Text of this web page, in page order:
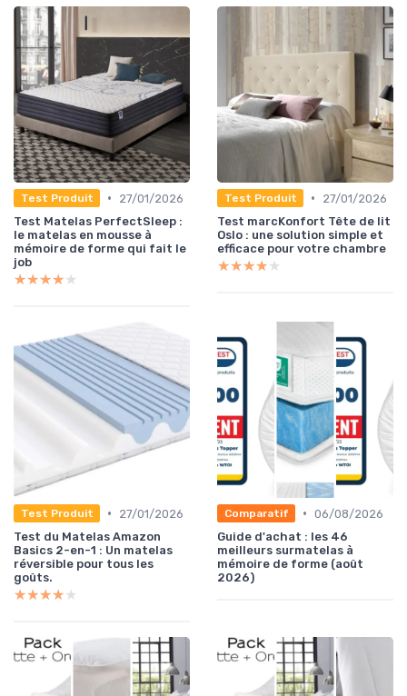
Test Produit •
27/01/2026
Test Matelas PerfectSleep :
le matelas en mousse à
mémoire de forme qui fait le
job
★★★★★
★★★★★
Test Produit •
27/01/2026
Test marcKonfort Tête de lit
Oslo : une solution simple et
efficace pour votre chambre
★★★★★
★★★★★
Test Produit •
27/01/2026
Test du Matelas Amazon
Basics 2-en-1 : Un matelas
réversible pour tous les
goûts.
★★★★★
★★★★★
Comparatif • 06/08/2026
Guide d'achat : les 46
meilleurs surmatelas à
mémoire de forme (août
2026)